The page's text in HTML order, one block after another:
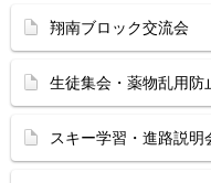
翔南ブロック交流会
生徒集会・薬物乱用防
スキー学習・進路説明